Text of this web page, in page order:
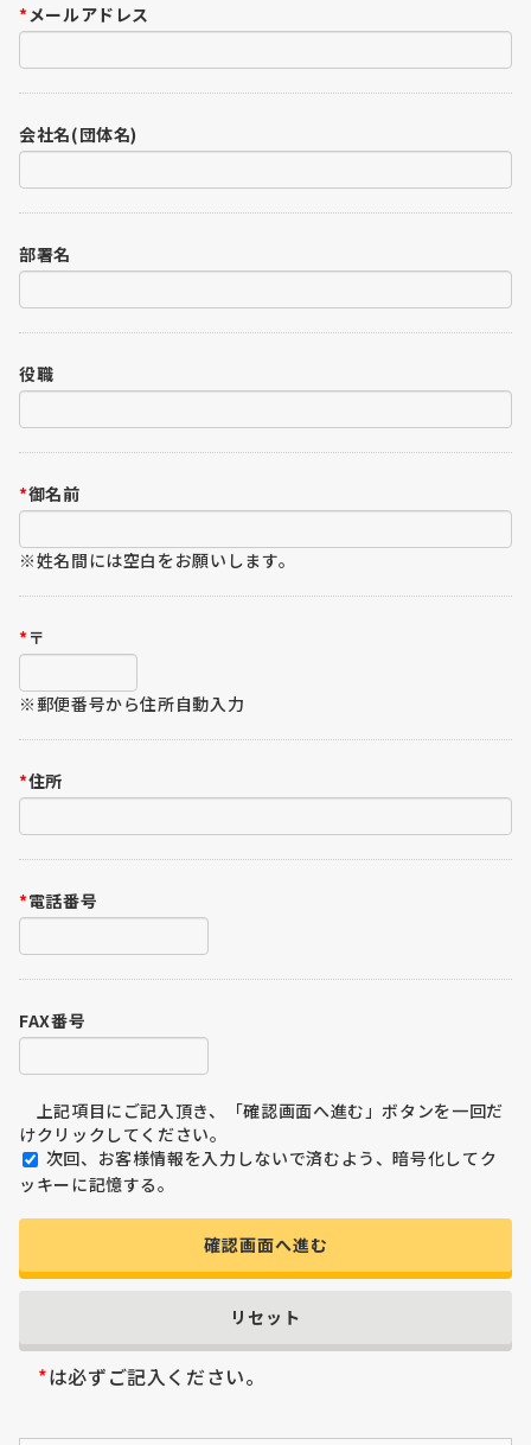
*メールアドレス
会社名(団体名)
部署名
役職
*御名前
※姓名間には空白をお願いします。
*〒
※郵便番号から住所自動入力
*住所
*電話番号
FAX番号
上記項目にご記入頂き、「確認画面へ進む」ボタンを一回だ
けクリックしてください。
ッキーに記憶する。
確認画面へ進む
リセット
*は必ずご記入ください。